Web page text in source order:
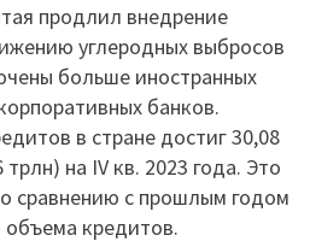
продлил внедрение
углеродных выбросов
больше иностранных
банков.
в стране достиг 30,08
на IV кв. 2023 года. Это
сравнению с прошлым годом
кредитов.